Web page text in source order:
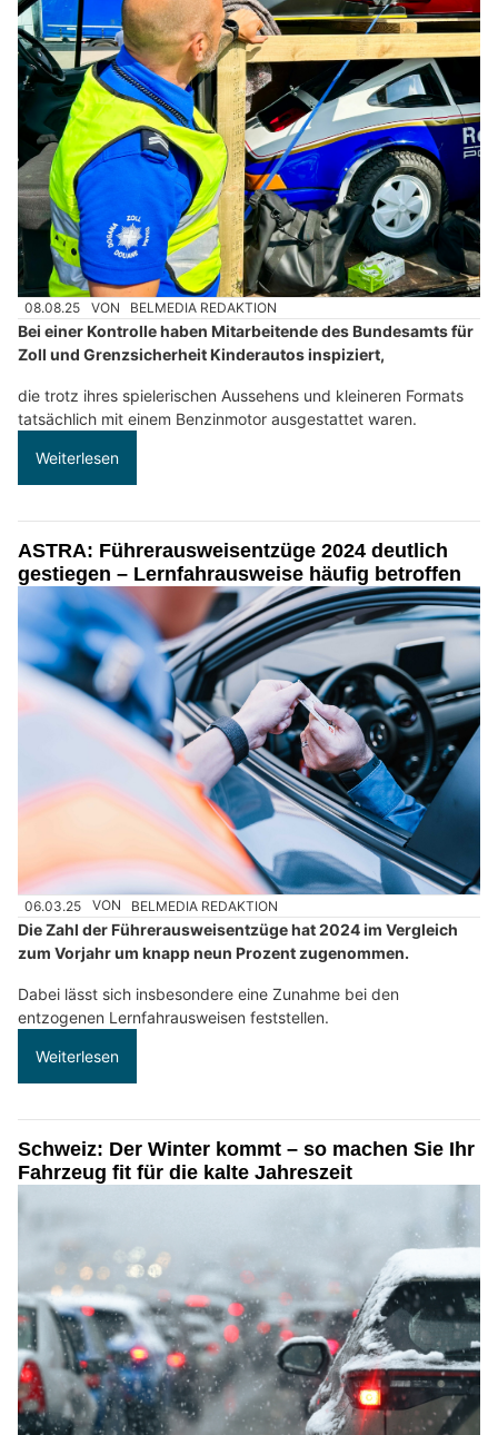
08.08.25 VON BELMEDIA REDAKTION
Bei einer Kontrolle haben Mitarbeitende des Bundesamts für
Zoll und Grenzsicherheit Kinderautos inspiziert,
die trotz ihres spielerischen Aussehens und kleineren Formats
tatsächlich mit einem Benzinmotor ausgestattet waren.
Weiterlesen
ASTRA: Führerausweisentzüge 2024 deutlich
gestiegen – Lernfahrausweise häufig betroffen
06.03.25 VON BELMEDIA REDAKTION
Die Zahl der Führerausweisentzüge hat 2024 im Vergleich
zum Vorjahr um knapp neun Prozent zugenommen.
Dabei lässt sich insbesondere eine Zunahme bei den
entzogenen Lernfahrausweisen feststellen.
Weiterlesen
Schweiz: Der Winter kommt – so machen Sie Ihr
Fahrzeug fit für die kalte Jahreszeit